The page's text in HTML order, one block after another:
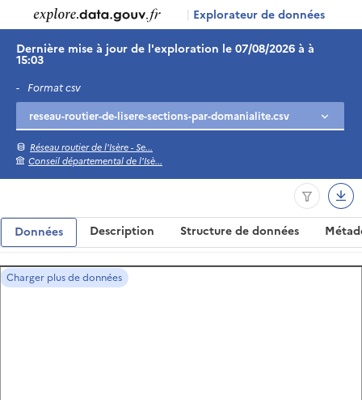
| Explorateur de données
Dernière mise à jour de l'exploration le 07/08/2026 à à
15:03
- Format csv
Réseau routier de l'Isère - Se...
Conseil départemental de l'Isè...
Données Description Structure de données
Charger plus de données